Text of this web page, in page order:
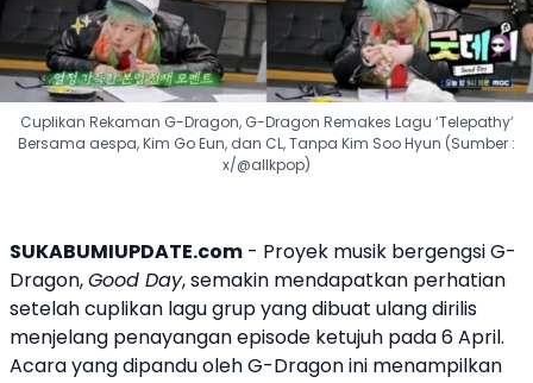
Cuplikan Rekaman G-Dragon, G-Dragon Remakes Lagu ‘Telepathy’
Bersama aespa, Kim Go Eun, dan CL, Tanpa Kim Soo Hyun (Sumber :
x/@allkpop)
SUKABUMIUPDATE.com - Proyek musik bergengsiG-
Dragon,Good Day, semakin mendapatkan perhatian
setelah cuplikan lagu grup yang dibuat ulang dirilis
menjelang penayangan episode ketujuh pada 6 April.
Acara yang dipandu oleh G-Dragon ini menampilkan